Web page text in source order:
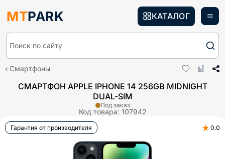
MTPARK
Поиск по сайту
КАТАЛОГ
Смартфоны
СМАРТФОН APPLE IPHONE 14 256GB MIDNIGHT
DUAL-SIM
Код товара: 107942
Под заказ
Гарантия от производителя ★ 0.0